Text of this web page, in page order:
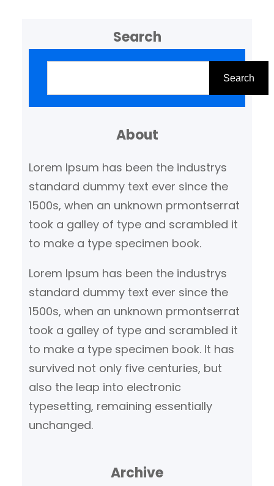
Search
Search
About
Lorem Ipsum has been the industrys
standard dummy text ever since the
1500s, when an unknown prmontserrat
took a galley of type and scrambled it
to make a type specimen book.
Lorem Ipsum has been the industrys
standard dummy text ever since the
1500s, when an unknown prmontserrat
took a galley of type and scrambled it
to make a type specimen book. It has
survived not only five centuries, but
also the leap into electronic
typesetting, remaining essentially
unchanged.
Archive